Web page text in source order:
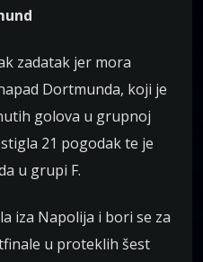
zadatak jer mora
Dortmunda, koji je
golova u grupnoj
21 pogodak te je
u grupi F.
iza Napolija i bori se za
u proteklih šest